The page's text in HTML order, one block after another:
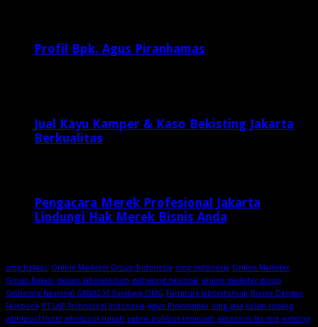
Profil Bpk. Agus Piranhamas
Jual Kayu Kamper & Kaso Bekisting Jakarta
Berkualitas
Pengacara Merek Profesional Jakarta
Lindungi Hak Merek Bisnis Anda
omg bekasi. Online Marketer Group Indonesia omg indonesia Online Marketer
Group Bekasi desain laboratorium gathering nasional online marketer group
Gathering Nasional GANAS XI Surabaya OMG Furniture laboratorium Bisnis Dengan
Facebook PT LAB Technologi Indonesia Agus Piranhamas omg jasa kolam renang
whirlpool hotel whirlpool rumah pabrik polybox termurah aksesoris las mig welding